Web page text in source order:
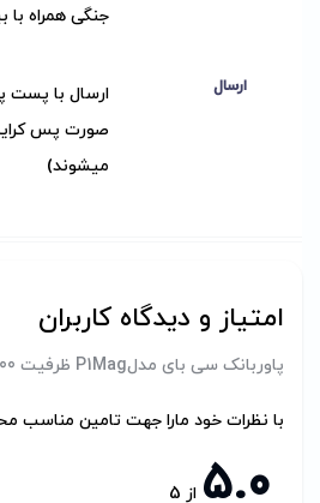
جنگی همراه با
ارسال
ارسال با پست
صورت پس
میشوند)
امتیاز و دیدگاه کاربران
پاوربانک سی بای مدلP1Mag ظرفیت 10000میلی امپر ساعت
با نظرات خود مارا جهت تامین مناسب
5.0 از 5